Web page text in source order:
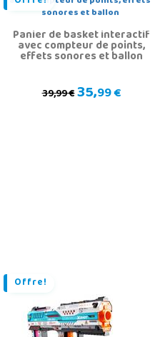
Panier de basket interactif
avec compteur de points,
effets sonores et ballon
39,99 €35,99 €
Offre!